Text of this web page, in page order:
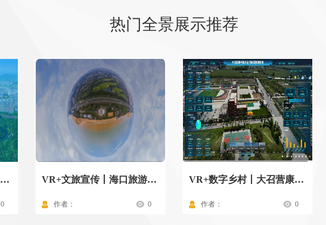
热门全景展示推荐
VR+数字资产丨常山绿惠投资资产一本通
0
VR+文旅宣传丨海口旅游景点
作者： 0
VR+数字乡村丨大召营康养示范村驾驶舱
作者： 0